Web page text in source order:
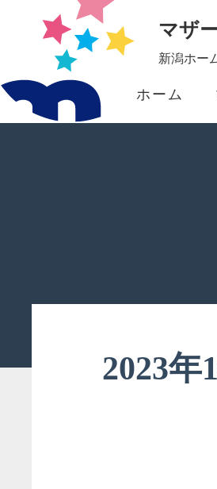
マザ
新潟ホー
ホーム
2023